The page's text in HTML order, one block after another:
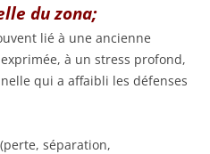
du zona;
lié à une ancienne
à un stress profond,
qui a affaibli les défenses
séparation,